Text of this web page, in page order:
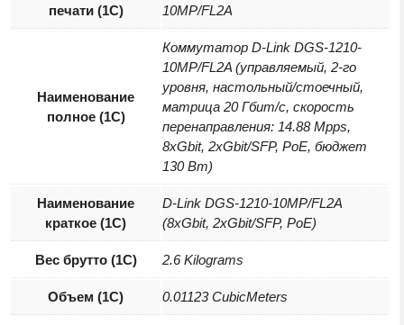
печати (1С)
10MP/FL2A
Наименование
полное (1С)
Коммутатор D-Link DGS-1210-
10MP/FL2A (управляемый, 2-го
уровня, настольный/стоечный,
матрица 20 Гбит/с, скорость
перенаправления: 14.88 Mpps,
8xGbit, 2xGbit/SFP, PoE, бюджет
130 Вт)
Наименование
краткое (1C)
D-Link DGS-1210-10MP/FL2A
(8xGbit, 2xGbit/SFP, PoE)
Вес брутто (1С) 2.6 Kilograms
Объем (1С) 0.01123 CubicMeters